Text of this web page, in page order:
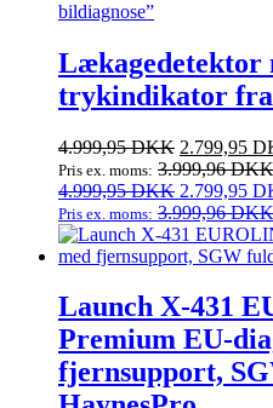
Lækagedetektor
trykindikator fra
4.999,95DKK Den
oprindelige
pris
var:
4.999,95
2.799,95
Pris ex. moms: 3.999,96DKK
4.999,95DKK Den
oprindelige
pris
var:
2.799,95
Pris ex. moms: 3.999,96DKK
Launch X‑431
Premium
fjernsupport,